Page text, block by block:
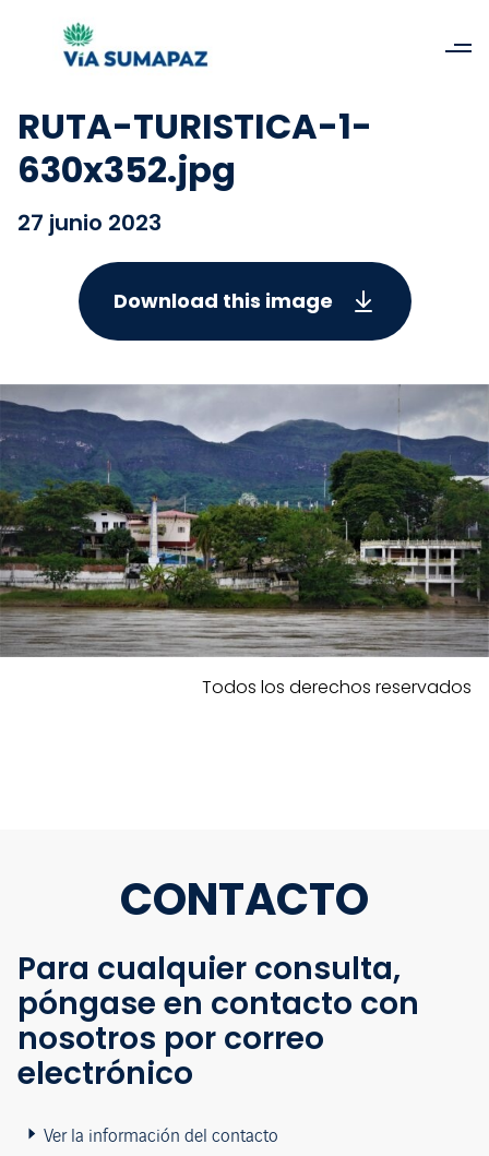
RUTA-TURISTICA-1-
630x352.jpg
27 junio 2023
Download this image
Todos los derechos reservados
CONTACTO
Para cualquier consulta,
póngase en contacto con
nosotros por correo
electrónico
Ver la información del contacto